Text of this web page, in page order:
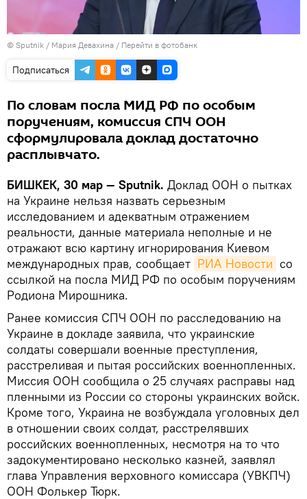
© Sputnik / Мария Девахина / Перейти в фотобанк
Подписаться
По словам посла МИД РФ по особым
поручениям, комиссия СПЧ ООН
сформулировала доклад достаточно
расплывчато.
БИШКЕК, 30 мар — Sputnik. Доклад ООН о пытках
на Украине нельзя назвать серьезным
исследованием и адекватным отражением
реальности, данные материала неполные и не
отражают всю картину игнорирования Киевом
международных прав, сообщает РИА Новости со
ссылкой на посла МИД РФ по особым поручениям
Родиона Мирошника.
Ранее комиссия СПЧ ООН по расследованию на
Украине в докладе заявила, что украинские
солдаты совершали военные преступления,
расстреливая и пытая российских военнопленных.
Миссия ООН сообщила о 25 случаях расправы над
пленными из России со стороны украинских войск.
Кроме того, Украина не возбуждала уголовных дел
в отношении своих солдат, расстрелявших
российских военнопленных, несмотря на то что
задокументировано несколько казней, заявлял
глава Управления верховного комиссара (УВКПЧ)
ООН Фолькер Тюрк.